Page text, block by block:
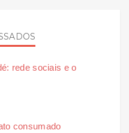
rede sociais e o
consumado